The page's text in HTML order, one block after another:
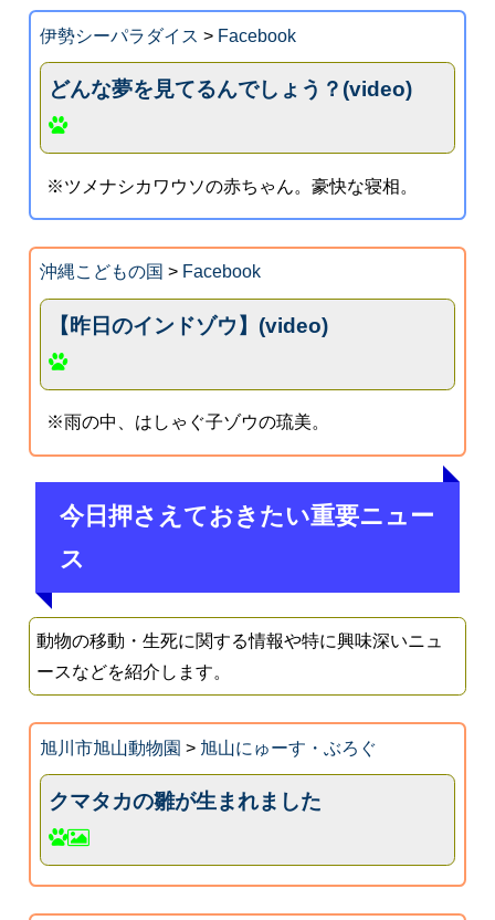
伊勢シーパラダイス > Facebook
どんな夢を見てるんでしょう？(video)
※ツメナシカワウソの赤ちゃん。豪快な寝相。
沖縄こどもの国 > Facebook
【昨日のインドゾウ】(video)
※雨の中、はしゃぐ子ゾウの琉美。
今日押さえておきたい重要ニュー
ス
動物の移動・生死に関する情報や特に興味深いニュ
ースなどを紹介します。
旭川市旭山動物園 > 旭山にゅーす・ぶろぐ
クマタカの雛が生まれました